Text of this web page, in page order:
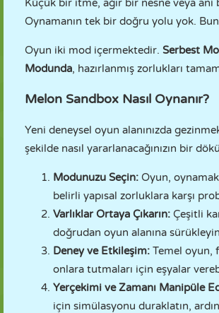
Küçük bir itme, ağır bir nesne veya
Oynamanın tek bir doğru yolu yok.
Oyun iki mod içermektedir. Serbest
Modunda, hazırlanmış zorlukları
Melon Sandbox Nasıl Oynanır?
Yeni deneysel oyun alanınızda
şekilde nasıl yararlanacağınızın bir
Modunuzu Seçin: Oyun,
belirli yapısal zorluklara karşı
Varlıklar Ortaya Çıkarın: Çeşitli
doğrudan oyun alanına
Deney ve Etkileşim: Temel oyun,
onlara tutmaları için eşyalar
Yerçekimi ve Zamanı Manipüle
için simülasyonu duraklatın,